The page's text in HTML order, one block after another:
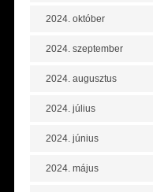
2024. október
2024. szeptember
2024. augusztus
2024. július
2024. június
2024. május